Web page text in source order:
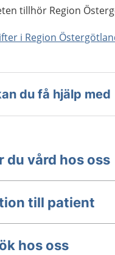
tillhör Region
i Region
du få hjälp med
du vård hos oss
till patient
hos oss